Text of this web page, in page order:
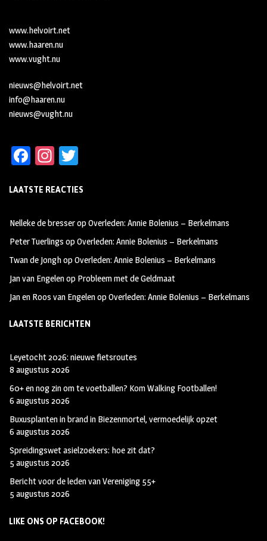
www.helvoirt.net
www.haaren.nu
www.vught.nu
nieuws@helvoirt.net
info@haaren.nu
nieuws@vught.nu
Fa
b
oo
k
In
ag
m
tt
LAATSTE REACTIES
Nelleke de bresseropOverleden: Annie Bolenius – Berkelmans
Peter Tuerlings opOverleden: Annie Bolenius – Berkelmans
Twan de JonghopOverleden: Annie Bolenius – Berkelmans
Jan van Engelenop Probleem met de Geldmaat
Jan en Roos van EngelenopOverleden: Annie Bolenius – Berkelmans
LAATSTE BERICHTEN
Leyetocht 2026: nieuwe fietsroutes
8 augustus 2026
60+ en nog zin om te voetballen? Kom Walking Footballen!
6 augustus 2026
Buxusplanten in brand in Biezenmortel, vermoedelijk opzet
6 augustus 2026
Spreidingswet asielzoekers: hoe zit dat?
5 augustus 2026
Bericht voor de leden van Vereniging 55+
5 augustus 2026
LIKE ONS OP FACEBOOK!